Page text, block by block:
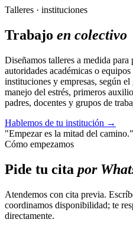
Talleres · instituciones
Trabajo en colectivo
Diseñamos talleres a medida
autoridades académicas o
instituciones y empresas, según
manejo del estrés, primeros
padres, docentes y grupos de
Hablemos de tu institución →
"Empezar es la mitad del camino."
Cómo empezamos
Pide tu cita por
Atendemos con cita previa.
coordinamos disponibilidad; te
directamente.